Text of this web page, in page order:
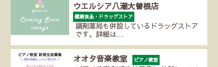
ウエルシア八潮大曽根店
健康食品・ドラッグストア
調剤薬局も併設しているドラッグストア
です。詳細は…
オオタ音楽教室 ピアノ教室